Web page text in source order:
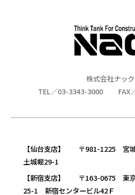
株式会社ナック
TEL／03-3343-3000
FAX
【仙台支店】 〒981-1225 宮城
土城堀29-1
【新宿支店】 〒163-0675 東京
25-1 新宿センタービル42Ｆ